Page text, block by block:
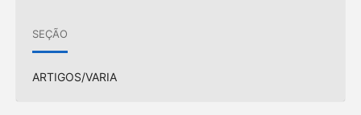
SEÇÃO
ARTIGOS/VARIA